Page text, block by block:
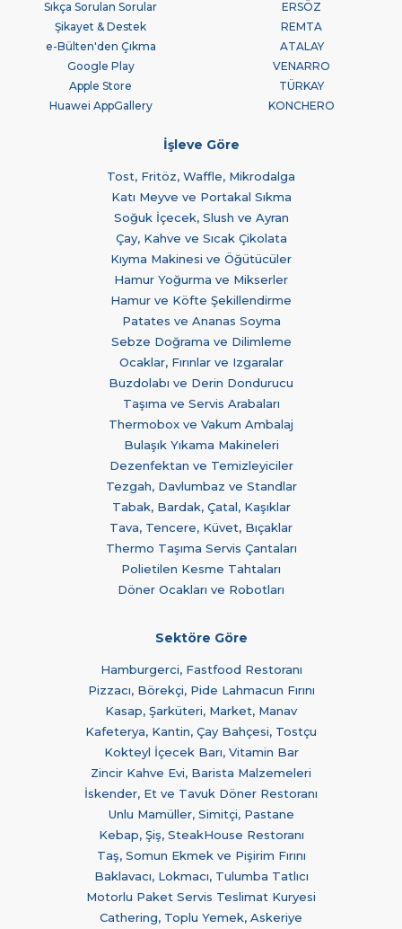
Sıkça Sorulan Sorular
Şikayet & Destek
e-Bülten'den Çıkma
Google Play
Apple Store
Huawei AppGallery
ERSÖZ
REMTA
ATALAY
VENARRO
TÜRKAY
KONCHERO
İşleve Göre
Tost, Fritöz, Waffle, Mikrodalga
Katı Meyve ve Portakal Sıkma
Soğuk İçecek, Slush ve Ayran
Çay, Kahve ve Sıcak Çikolata
Kıyma Makinesi ve Öğütücüler
Hamur Yoğurma ve Mikserler
Hamur ve Köfte Şekillendirme
Patates ve Ananas Soyma
Sebze Doğrama ve Dilimleme
Ocaklar, Fırınlar ve Izgaralar
Buzdolabı ve Derin Dondurucu
Taşıma ve Servis Arabaları
Thermobox ve Vakum Ambalaj
Bulaşık Yıkama Makineleri
Dezenfektan ve Temizleyiciler
Tezgah, Davlumbaz ve Standlar
Tabak, Bardak, Çatal, Kaşıklar
Tava, Tencere, Küvet, Bıçaklar
Thermo Taşıma Servis Çantaları
Polietilen Kesme Tahtaları
Döner Ocakları ve Robotları
Sektöre Göre
Hamburgerci, Fastfood Restoranı
Pizzacı, Börekçi, Pide Lahmacun Fırını
Kasap, Şarküteri, Market, Manav
Kafeterya, Kantin, Çay Bahçesi, Tostçu
Kokteyl İçecek Barı, Vitamin Bar
Zincir Kahve Evi, Barista Malzemeleri
İskender, Et ve Tavuk Döner Restoranı
Unlu Mamüller, Simitçi, Pastane
Kebap, Şiş, SteakHouse Restoranı
Taş, Somun Ekmek ve Pişirim Fırını
Baklavacı, Lokmacı, Tulumba Tatlıcı
Motorlu Paket Servis Teslimat Kuryesi
Cathering, Toplu Yemek, Askeriye